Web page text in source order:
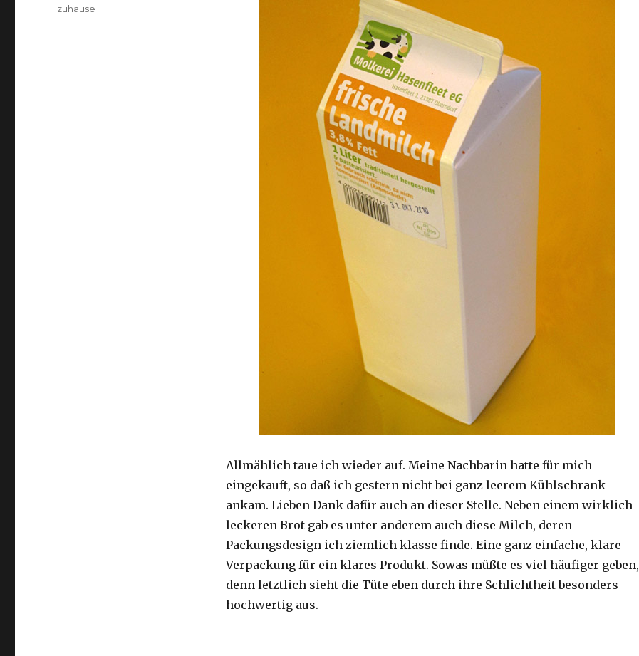
Allmählich taue ich wieder auf. Meine Nachbarin hatte für mich
eingekauft, so daß ich gestern nicht bei ganz leerem Kühlschrank
ankam. Lieben Dank dafür auch an dieser Stelle. Neben einem wirklich
leckeren Brot gab es unter anderem auch diese Milch, deren
Packungsdesign ich ziemlich klasse finde. Eine ganz einfache, klare
Verpackung für ein klares Produkt. Sowas müßte es viel häufiger geben,
denn letztlich sieht die Tüte eben durch ihre Schlichtheit besonders
hochwertig aus.
am
Kategorien
zuhause